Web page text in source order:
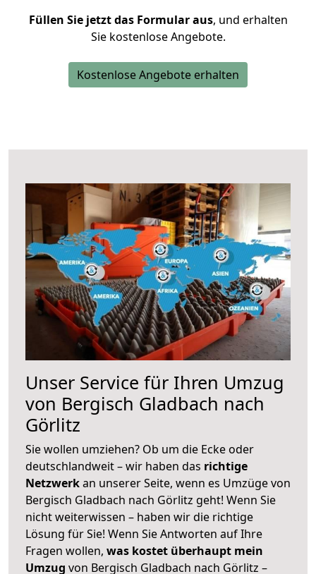
Füllen Sie jetzt das Formular aus, und erhalten
Sie kostenlose Angebote.
Kostenlose Angebote erhalten
Unser Service für Ihren Umzug
von Bergisch Gladbach nach
Görlitz
Sie wollen umziehen? Ob um die Ecke oder
deutschlandweit – wir haben das richtige
Netzwerkan unserer Seite, wenn es Umzüge von
Bergisch Gladbach nach Görlitz geht! Wenn Sie
nicht weiterwissen – haben wir die richtige
Lösung für Sie! Wenn Sie Antworten auf Ihre
Fragen wollen, was kostet überhaupt mein
Umzug von Bergisch Gladbach nach Görlitz –